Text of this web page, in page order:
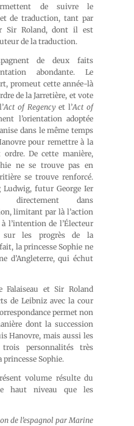
de suivre le
de traduction, tant par
Sir Roland, dont il est
de la traduction.
de deux faits
abondante. Le
promeut cette année-là
de la Jarretière, et vote
Act of Regencyet l’Act of
l’orientation adoptée
dans le même temps
pour remettre à la
ordre. De cette manière,
ne se trouve pas en
se trouve renforcé.
Ludwig, futur George Ier
directement dans
limitant par là l’action
l’intention de l’Électeur
sur les progrès de la
la princesse Sophie ne
d’Angleterre, qui échut
Falaiseau et Sir Roland
de Leibniz avec la cour
permet non
dont la succession
Hanovre, mais aussi les
trois personnalités très
Sophie.
volume résulte du
haut niveau que les
de l’espagnol par Marine